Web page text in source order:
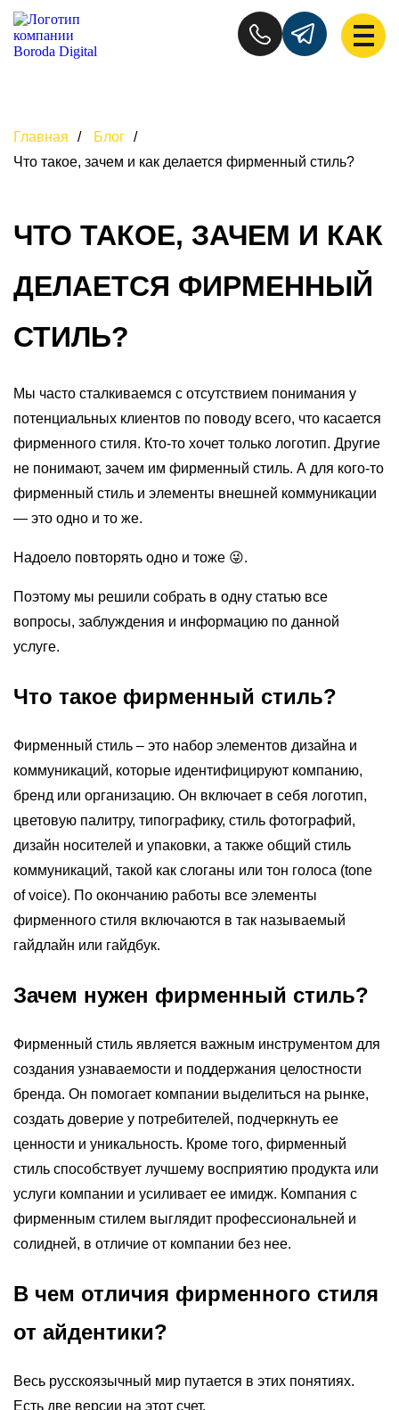
Главная / Блог /
Что такое, зачем и как делается фирменный стиль?
ЧТО ТАКОЕ, ЗАЧЕМ И КАК
ДЕЛАЕТСЯ ФИРМЕННЫЙ
СТИЛЬ?
Мы часто сталкиваемся с отсутствием понимания у
потенциальных клиентов по поводу всего, что касается
фирменного стиля. Кто-то хочет только логотип. Другие
не понимают, зачем им фирменный стиль. А для кого-то
фирменный стиль и элементы внешней коммуникации
— это одно и то же.
Надоело повторять одно и тоже 😜.
Поэтому мы решили собрать в одну статью все
вопросы, заблуждения и информацию по данной
услуге.
Что такое фирменный стиль?
Фирменный стиль – это набор элементов дизайна и
коммуникаций, которые идентифицируют компанию,
бренд или организацию. Он включает в себя логотип,
цветовую палитру, типографику, стиль фотографий,
дизайн носителей и упаковки, а также общий стиль
коммуникаций, такой как слоганы или тон голоса (tone
of voice). По окончанию работы все элементы
фирменного стиля включаются в так называемый
гайдлайн или гайдбук.
Зачем нужен фирменный стиль?
Фирменный стиль является важным инструментом для
создания узнаваемости и поддержания целостности
бренда. Он помогает компании выделиться на рынке,
создать доверие у потребителей, подчеркнуть ее
ценности и уникальность. Кроме того, фирменный
стиль способствует лучшему восприятию продукта или
услуги компании и усиливает ее имидж. Компания с
фирменным стилем выглядит профессиональней и
солидней, в отличие от компании без нее.
В чем отличия фирменного стиля
от айдентики?
Весь русскоязычный мир путается в этих понятиях.
Есть две версии на этот счет.